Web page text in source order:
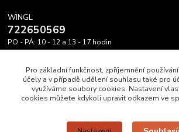
WINGL
722650569
PO - PÁ: 10 - 12 a 13 - 17 hodin
Upravit sběr cookies.
Pro základní funkčnost, zpříjemnění
účely a v případě udělení souhlasu také pro
využíváme soubory cookies. Nastavení
cookies můžete kdykoli upravit odkazem ve